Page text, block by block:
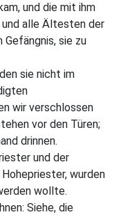
und die mit ihm
und alle Ältesten der
Gefängnis, sie zu
sie nicht im
wir verschlossen
vor den Türen;
drinnen.
und der
wurden
wollte.
Siehe, die